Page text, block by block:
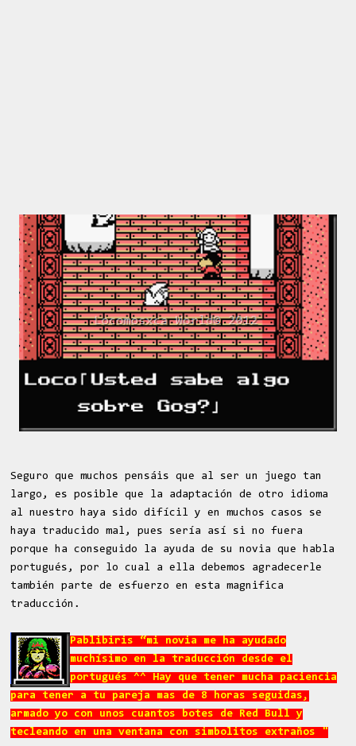
Seguro que muchos pensáis que al ser un juego tan
largo, es posible que la adaptación de otro idioma
al nuestro haya sido difícil y en muchos casos se
haya traducido mal, pues sería así si no fuera
porque ha conseguido la ayuda de su novia que habla
portugués, por lo cual a ella debemos agradecerle
también parte de esfuerzo en esta magnifica
traducción.
Pablibiris “mi novia me ha ayudado
muchísimo en la traducción desde el
portugués ^^ Hay que tener mucha paciencia
para tener a tu pareja mas de 8 horas seguidas,
armado yo con unos cuantos botes de Red Bull y
tecleando en una ventana con simbolitos extraños "